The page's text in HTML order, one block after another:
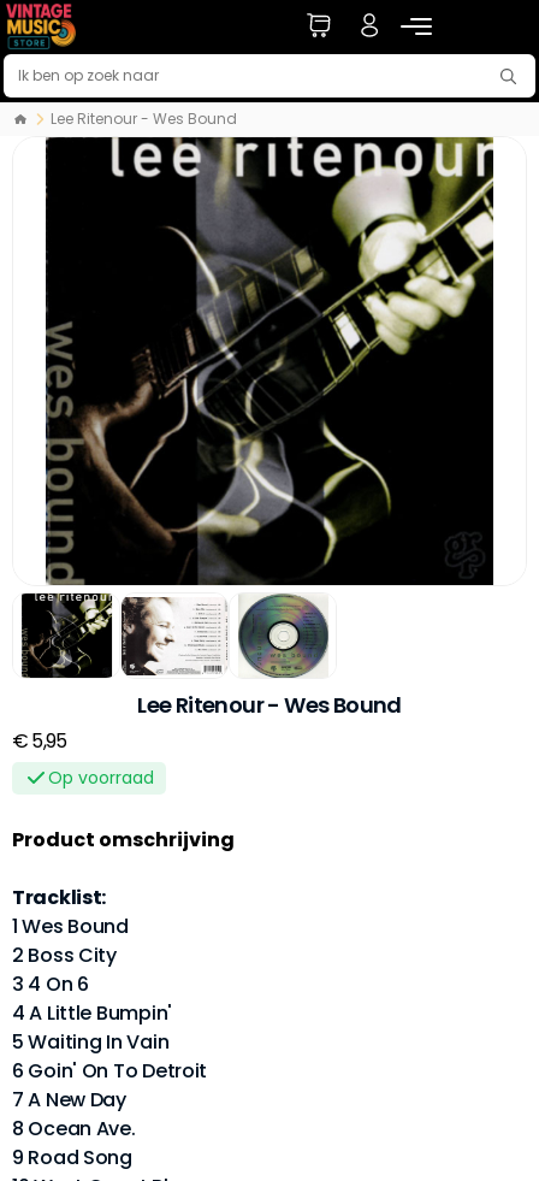
Lee Ritenour - Wes Bound
Lee Ritenour - Wes Bound
€ 5,95
Op voorraad
Product omschrijving
Tracklist:
1 Wes Bound
2 Boss City
3 4 On 6
4 A Little Bumpin'
5 Waiting In Vain
6 Goin' On To Detroit
7 A New Day
8 Ocean Ave.
9 Road Song